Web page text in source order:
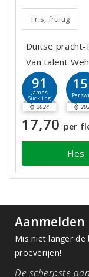
Fris, fruitig
Duitse pracht-
Van talent
91
James
Suckling
2024
15
17,70 per
Fles
Mis niet langer
proeverijen!
De scherpste